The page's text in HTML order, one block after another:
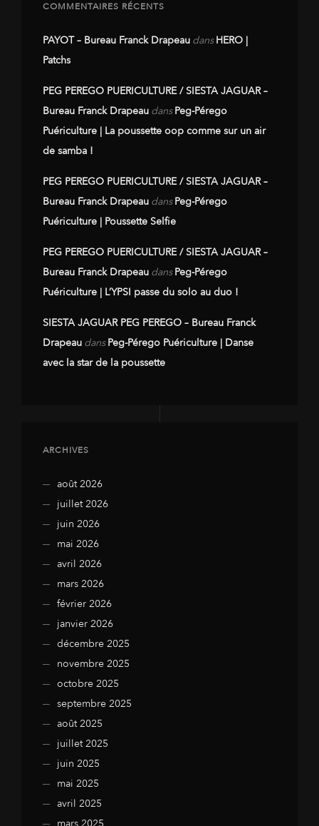
COMMENTAIRES RÉCENTS
PAYOT – Bureau Franck Drapeau dansHERO |
Patchs
PEG PEREGO PUERICULTURE / SIESTA JAGUAR –
Bureau Franck Drapeau dansPeg-Pérego
Puériculture | La poussette oop comme sur un air
de samba !
PEG PEREGO PUERICULTURE / SIESTA JAGUAR –
Bureau Franck Drapeau dansPeg-Pérego
Puériculture | Poussette Selfie
PEG PEREGO PUERICULTURE / SIESTA JAGUAR –
Bureau Franck Drapeau dansPeg-Pérego
Puériculture | L’YPSI passe du solo au duo !
SIESTA JAGUAR PEG PEREGO – Bureau Franck
Drapeau dansPeg-Pérego Puériculture | Danse
avec la star de la poussette
ARCHIVES
août 2026
juillet 2026
juin 2026
mai 2026
avril 2026
mars 2026
février 2026
janvier 2026
décembre 2025
novembre 2025
octobre 2025
septembre 2025
août 2025
juillet 2025
juin 2025
mai 2025
avril 2025